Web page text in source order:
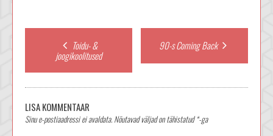
navigation
Toidu- &
joogikoolitused
90-s Coming Back
LISA KOMMENTAAR
Sinu e-postiaadressi ei avaldata. Nõutavad väljad on tähistatud*-ga